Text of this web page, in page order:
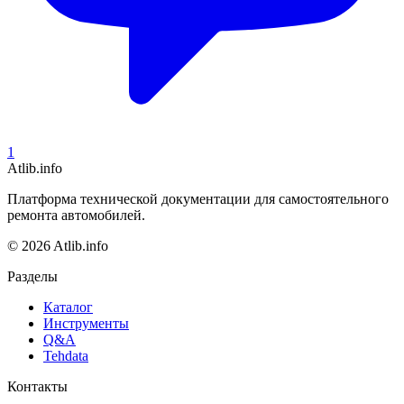
1
Atlib.info
Платформа технической документации для самостоятельного
ремонта автомобилей.
© 2026 Atlib.info
Разделы
Каталог
Инструменты
Q&A
Tehdata
Контакты